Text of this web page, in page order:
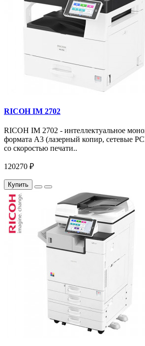
RICOH IM 2702
RICOH IM 2702 - интеллектуальное
формата А3 (лазерный копир, сетевые
со скоростью печати..
120270 ₽
Купить